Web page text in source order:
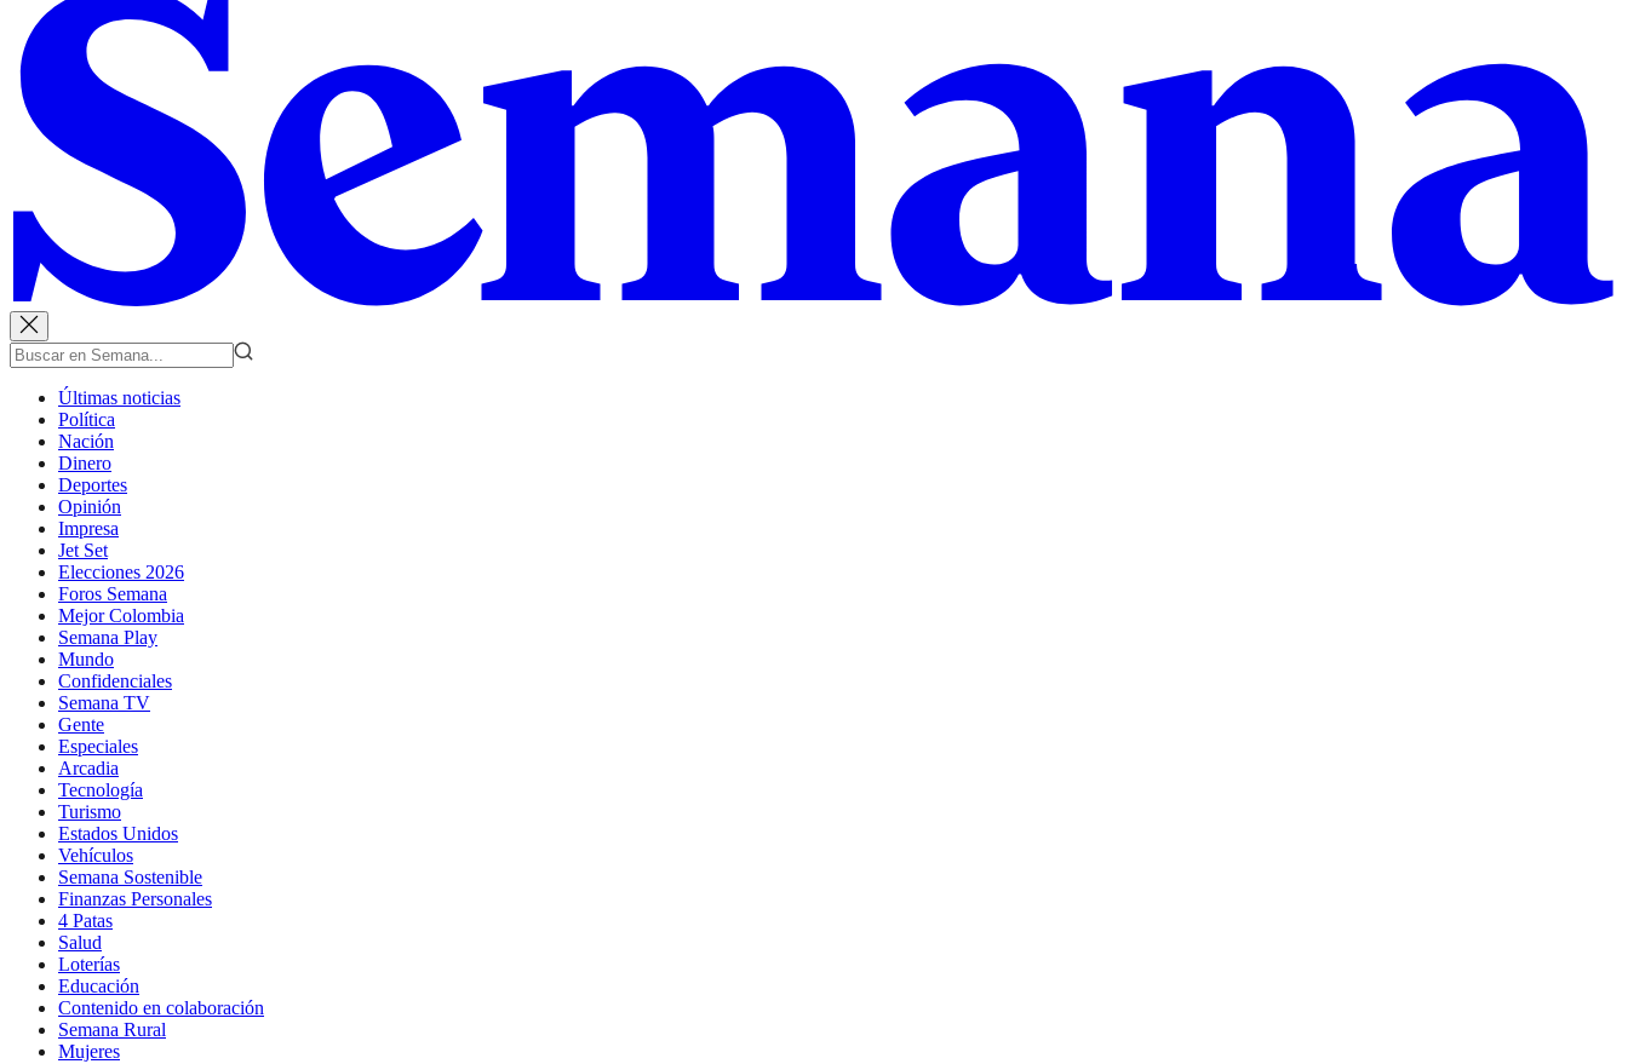
Últimas noticias
Política
Nación
Dinero
Deportes
Opinión
Impresa
Jet Set
Elecciones 2026
Foros Semana
Mejor Colombia
Semana Play
Mundo
Confidenciales
Semana TV
Gente
Especiales
Arcadia
Tecnología
Turismo
Estados Unidos
Vehículos
Semana Sostenible
Finanzas Personales
4 Patas
Salud
Loterías
Educación
Contenido en colaboración
Semana Rural
Mujeres